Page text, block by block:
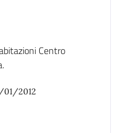
Centro
2012